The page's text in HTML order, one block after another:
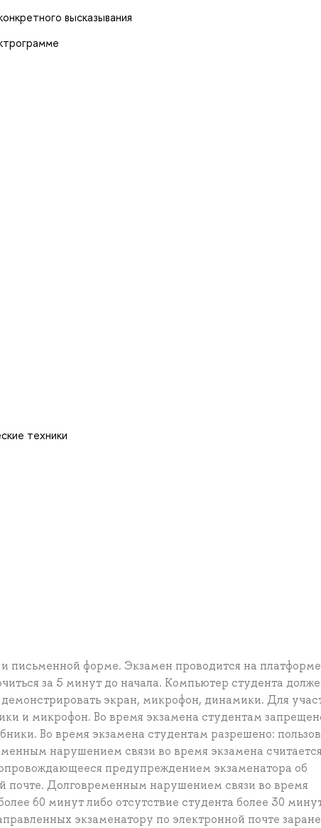
высказывания
техники
письменной форме. Экзамен проводится на
за 5 минут до начала. Компьютер студента
экран, микрофон, динамики. Для
и микрофон. Во время экзамена студентам
Во время экзамена студентам разрешено:
нарушением связи во время экзамена считается
предупреждением экзаменатора об
почте. Долговременным нарушением связи во время
60 минут либо отсутствие студента более 30
экзаменатору по электронной почте